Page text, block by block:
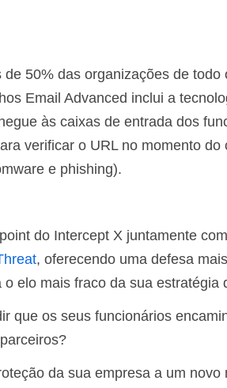
50% das organizações de todo
Email Advanced inclui a
às caixas de entrada dos
verificar o URL no momento do
e phishing).
do Intercept X juntamente
, oferecendo uma defesa
elo mais fraco da sua estratégia
que os seus funcionários
da sua empresa a um novo